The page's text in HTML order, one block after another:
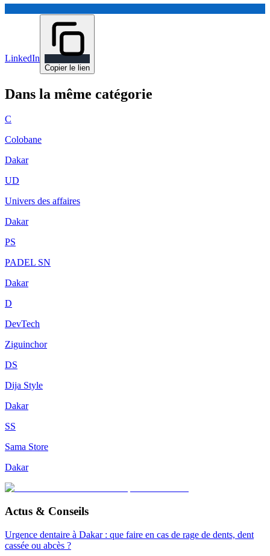
LinkedIn
Copier le lien
Dans la même catégorie
C
Colobane
Dakar
UD
Univers des affaires
Dakar
PS
PADEL SN
Dakar
D
DevTech
Ziguinchor
DS
Dija Style
Dakar
SS
Sama Store
Dakar
Actus & Conseils
Urgence dentaire à Dakar : que faire en cas de rage de dents, dent
cassée ou abcès ?